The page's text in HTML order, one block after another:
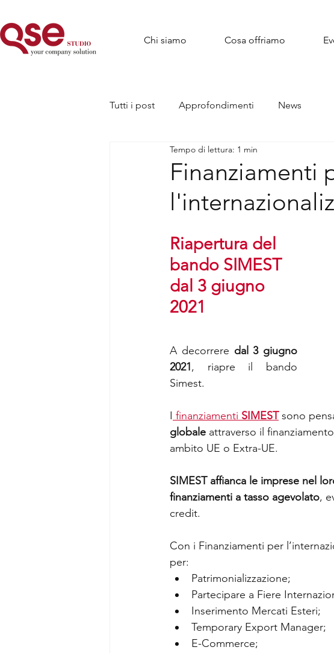
Chi siamo Cosa offriamo
Tutti i post Approfondimenti News
Finanziamenti
Tempo di lettura: 1 min
Riapertura del
bando SIMEST
dal 3 giugno
2021
A decorrere dal 3 giugno
2021, riapre il bando
Simest.
I finanziamenti SIMEST sono
globale attraverso il
ambito UE o Extra-UE.
SIMEST affianca le imprese nel
finanziamenti a tasso agevolato,
credit.
Con i Finanziamenti per
per:
Patrimonializzazione;
Partecipare a Fiere
Inserimento Mercati Esteri;
Temporary Export Manager;
E-Commerce;